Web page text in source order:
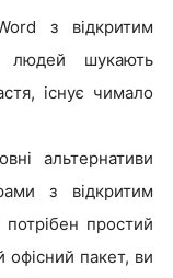
з відкритим
людей шукають
існує чимало
альтернативи
з відкритим
простий
офісний пакет, ви